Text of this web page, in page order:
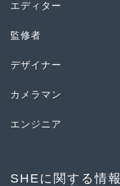
エディター
監修者
デザイナー
カメラマン
エンジニア
SHEに関する情報